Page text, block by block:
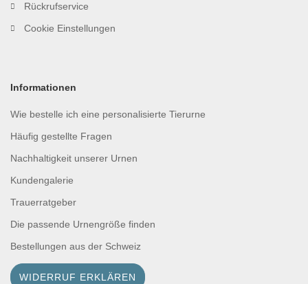
Rückrufservice
Cookie Einstellungen
Informationen
Wie bestelle ich eine personalisierte Tierurne
Häufig gestellte Fragen
Nachhaltigkeit unserer Urnen
Kundengalerie
Trauerratgeber
Die passende Urnengröße finden
Bestellungen aus der Schweiz
WIDERRUF ERKLÄREN